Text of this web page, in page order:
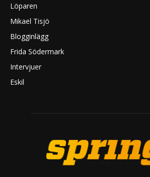
Löparen
Mikael Tisjö
Blogginlägg
Frida Södermark
Intervjuer
Eskil